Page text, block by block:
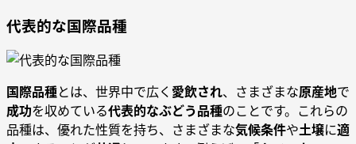
代表的な国際品種
国際品種とは、世界中で広く 愛飲され、さまざまな原産地で
成功を収めている代表的なぶどう品種のことです。これらの
品種は、優れた性質を持ち、さまざまな気候条件や土壌に適